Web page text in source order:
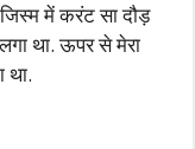
में करंट सा दौड़
था. ऊपर से मेरा
था.